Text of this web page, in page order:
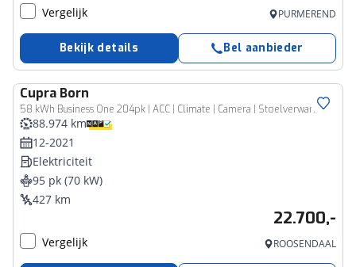
Vergelijk PURMEREND
Bekijk details Bel aanbieder
Cupra Born
58 kWh Business One 204pk | ACC | Climate | Camera | Stoelverwarming | Virtual | LED
88.974 km
12-2021
Elektriciteit
95 pk (70 kW)
427 km
22.700,-
Vergelijk ROOSENDAAL